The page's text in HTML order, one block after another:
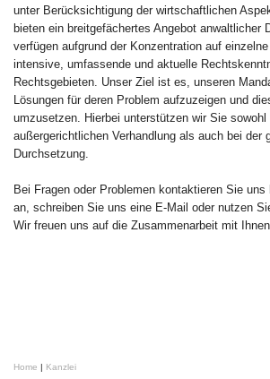
unter Berücksichtigung der wirtschaftlichen
bieten ein breitgefächertes Angebot anwaltlicher
verfügen aufgrund der Konzentration auf
intensive, umfassende und aktuelle
Rechtsgebieten. Unser Ziel ist es, unseren
Lösungen für deren Problem aufzuzeigen und
umzusetzen. Hierbei unterstützen wir Sie sowohl
außergerichtlichen Verhandlung als auch bei der
Durchsetzung.
Bei Fragen oder Problemen kontaktieren Sie
an, schreiben Sie uns eine E-Mail oder nutzen
Wir freuen uns auf die Zusammenarbeit mit Ihnen.
Home | Kanzlei